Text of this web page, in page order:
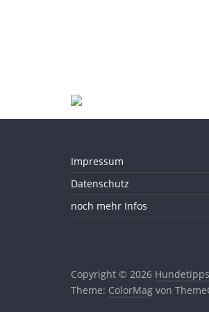
Impressum
Datenschutz
noch mehr Infos
Copyright © 2026
Theme: ColorMag von